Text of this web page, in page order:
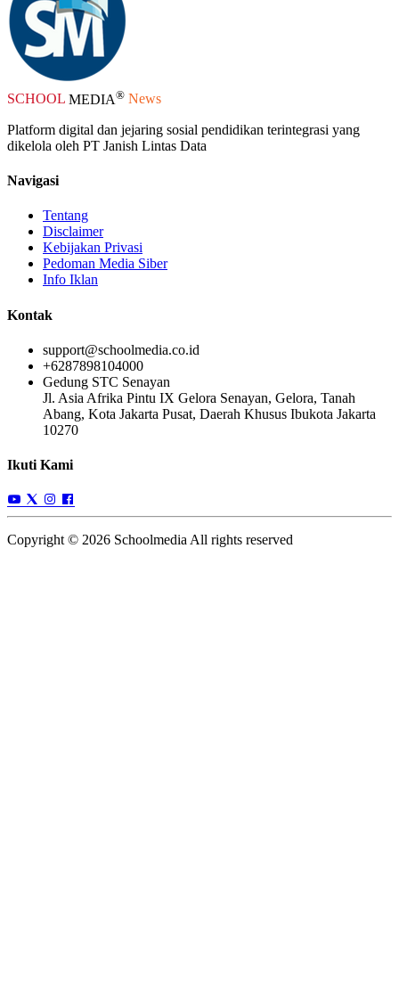
SCHOOL MEDIA® News
Platform digital dan jejaring sosial pendidikan terintegrasi yang
dikelola oleh PT Janish Lintas Data
Navigasi
Tentang
Disclaimer
Kebijakan Privasi
Pedoman Media Siber
Info Iklan
Kontak
support@schoolmedia.co.id
+6287898104000
Gedung STC Senayan
Jl. Asia Afrika Pintu IX Gelora Senayan, Gelora, Tanah
Abang, Kota Jakarta Pusat, Daerah Khusus Ibukota Jakarta
10270
Ikuti Kami
Copyright © 2026 Schoolmedia All rights reserved